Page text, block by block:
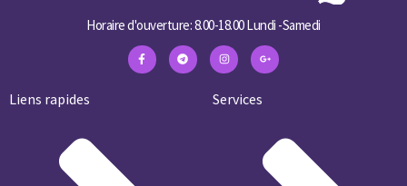
Horaire d'ouverture: 8.00-18.00 Lundi -Samedi
Liens rapides Services